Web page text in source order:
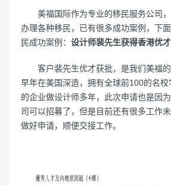
美福国际作为专业的移民服务公司，
办理各种移民，已有很多成功案例，下
民成功案例： 设计师裴先生获得香港优
客户裴先生优才获批，是我们美福的
早年在美国深造，拥有全球前100的名校
的企业做设计师多年，此次申请也是因
司可以招募了，但是目前还有很多工作
做好申请，顺便交接工作。